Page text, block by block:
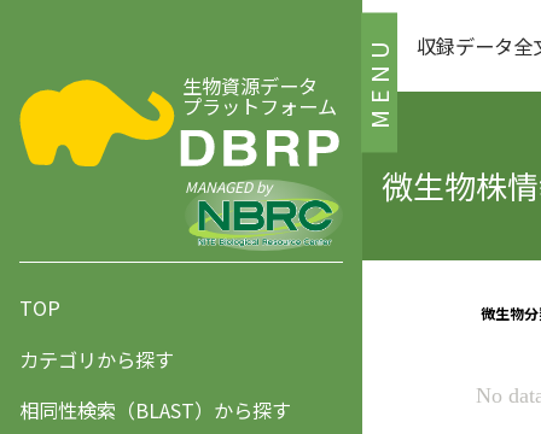
MENU
生物資源データ
プラットフォーム
MANAGED by
TOP
カテゴリから探す
相同性検索（BLAST）から探す
収録データ全
微生物株